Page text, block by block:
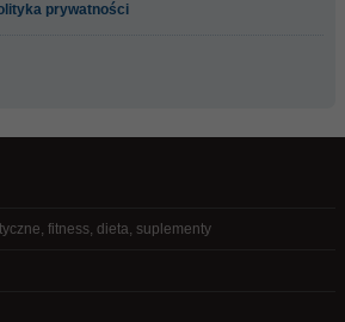
prywatności
fitness, dieta, suplementy